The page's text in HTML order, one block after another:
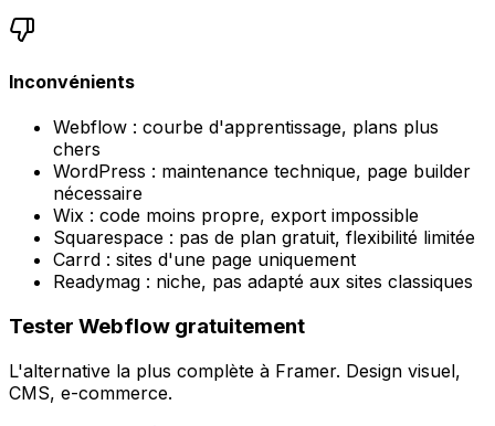
Inconvénients
Webflow : courbe d'apprentissage, plans plus
chers
WordPress : maintenance technique, page builder
nécessaire
Wix : code moins propre, export impossible
Squarespace : pas de plan gratuit, flexibilité limitée
Carrd : sites d'une page uniquement
Readymag : niche, pas adapté aux sites classiques
Tester Webflow gratuitement
L'alternative la plus complète à Framer. Design visuel,
CMS, e-commerce.